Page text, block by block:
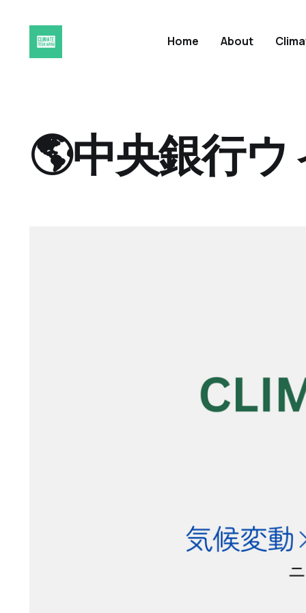
Home About
🌎中央銀行